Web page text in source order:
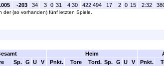
-203 34 3 0 31 4:30 422:494 17 2 0 15 2:32
(so vorhanden) fünf letzten Spiele.
Heim
Sp. G U V Pnkt. Tore Tord. Sp. G U V Pnkt.